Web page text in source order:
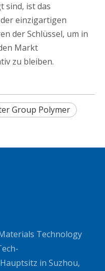
sind, ist das
einzigartigen
der Schlüssel, um in
Markt
zu bleiben.
Group Polymer
Technology
in Suzhou,